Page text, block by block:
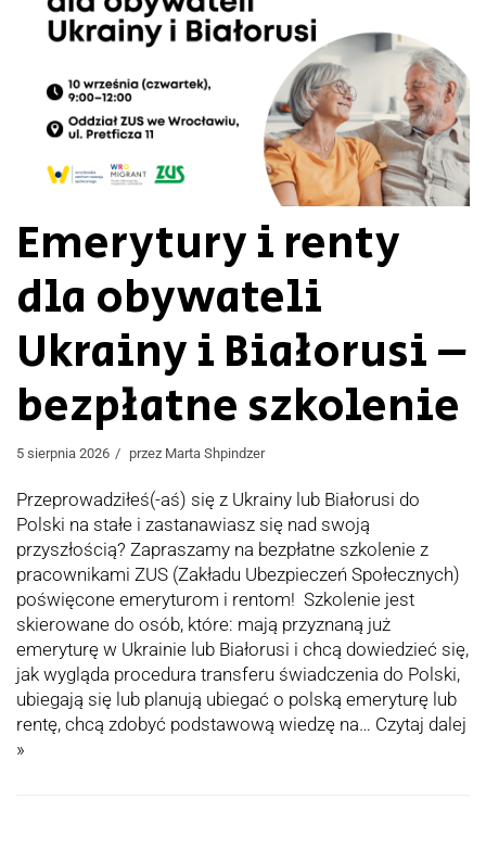
Emerytury i renty
dla obywateli
Ukrainy i Białorusi –
bezpłatne szkolenie
5 sierpnia 2026 przez Marta Shpindzer
Przeprowadziłeś(-aś) się z Ukrainy lub Białorusi do
Polski na stałe i zastanawiasz się nad swoją
przyszłością? Zapraszamy na bezpłatne szkolenie z
pracownikami ZUS (Zakładu Ubezpieczeń Społecznych)
poświęcone emeryturom i rentom! Szkolenie jest
skierowane do osób, które: mają przyznaną już
emeryturę w Ukrainie lub Białorusi i chcą dowiedzieć się,
jak wygląda procedura transferu świadczenia do Polski,
ubiegają się lub planują ubiegać o polską emeryturę lub
rentę, chcą zdobyć podstawową wiedzę na… Czytaj dalej
»